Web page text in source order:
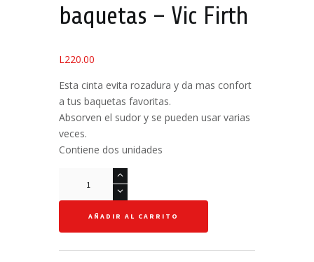
baquetas – Vic Firth
L 220.00
Esta cinta evita rozadura y da mas confort
a tus baquetas favoritas.
Absorven el sudor y se pueden usar varias
veces.
Contiene dos unidades
AÑADIR AL CARRITO